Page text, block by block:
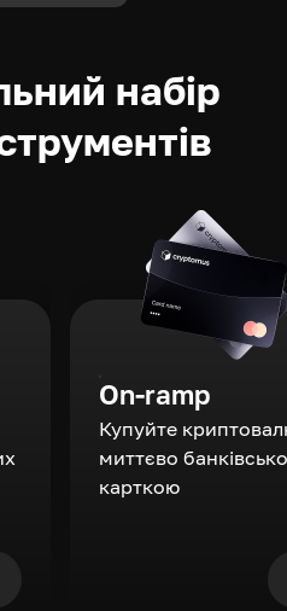
набір
On-ramp
Купуйте
миттєво
карткою